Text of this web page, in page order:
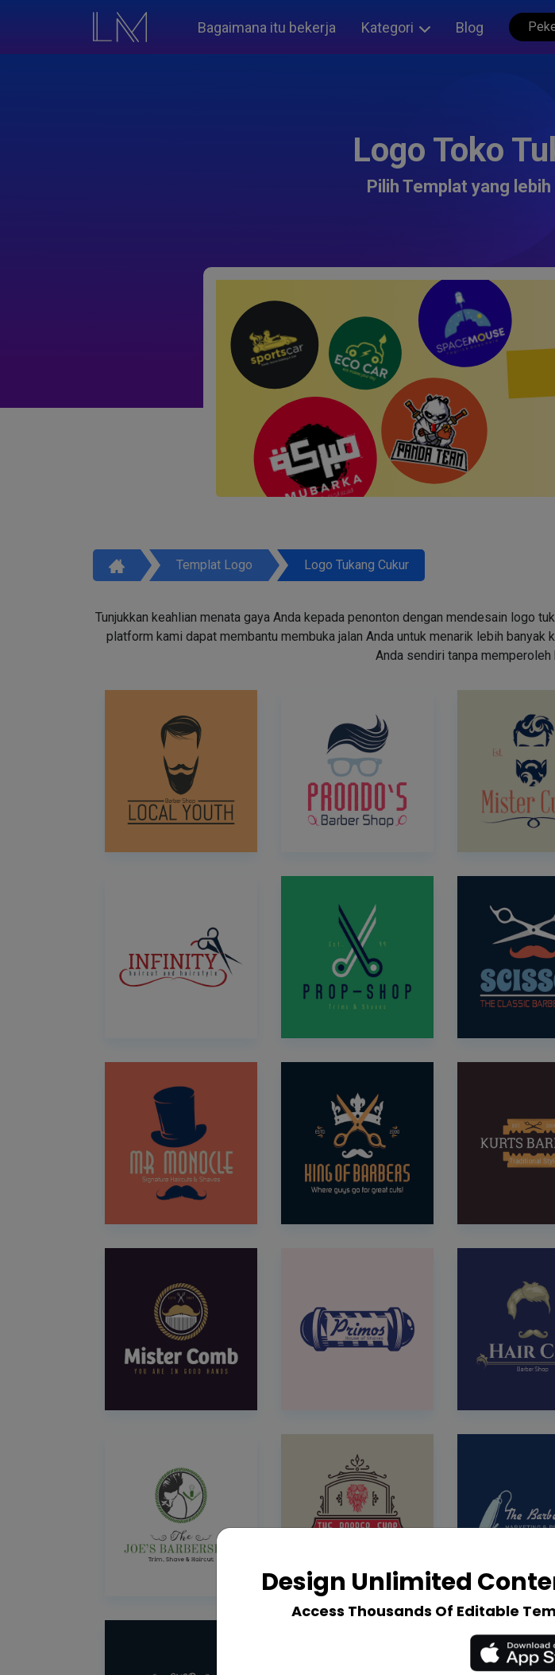
Bagaimana itu bekerja Kategori Blog
Logo Toko
Pilih Templat yang
Templat Logo Logo Tukang Cukur
Tunjukkan keahlian menata gaya Anda kepada penonton dengan mendesain logo
platform kami dapat membantu membuka jalan Anda untuk menarik lebih
Anda sendiri tanpa
Design Unlimited
Access Thousands Of Editable